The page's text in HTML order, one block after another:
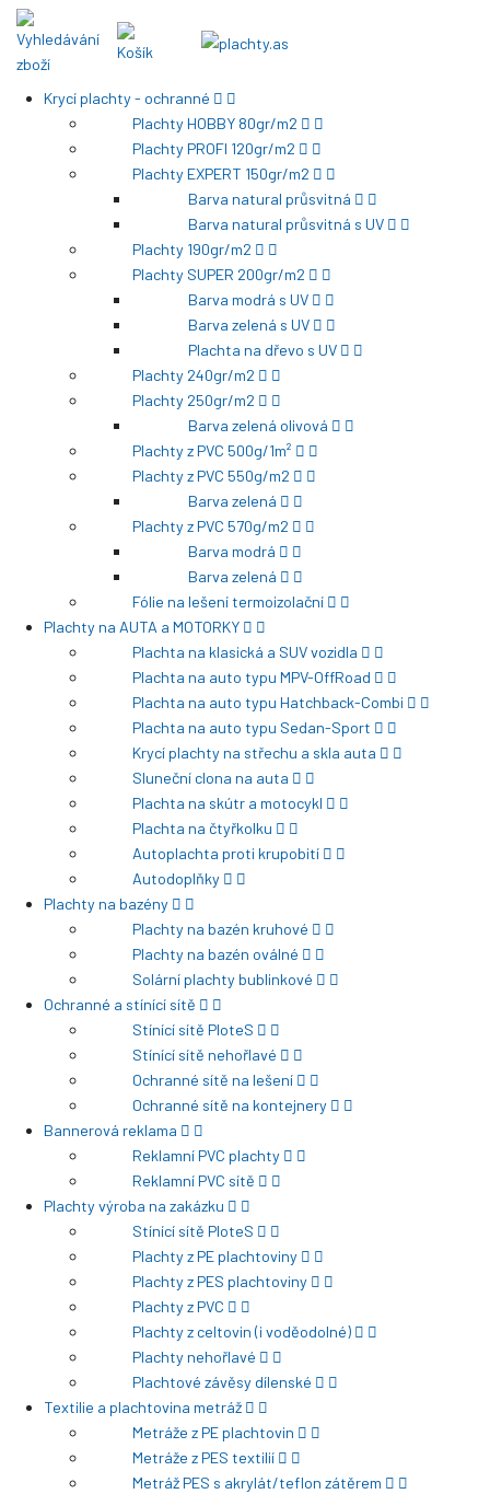
Krycí plachty - ochranné
Plachty HOBBY 80gr/m2
Plachty PROFI 120gr/m2
Plachty EXPERT 150gr/m2
Barva natural průsvitná
Barva natural průsvitná s UV
Plachty 190gr/m2
Plachty SUPER 200gr/m2
Barva modrá s UV
Barva zelená s UV
Plachta na dřevo s UV
Plachty 240gr/m2
Plachty 250gr/m2
Barva zelená olivová
Plachty z PVC 500g/1m²
Plachty z PVC 550g/m2
Barva zelená
Plachty z PVC 570g/m2
Barva modrá
Barva zelená
Fólie na lešení termoizolační
Plachty na AUTA a MOTORKY
Plachta na klasická a SUV vozidla
Plachta na auto typu MPV-OffRoad
Plachta na auto typu Hatchback-Combi
Plachta na auto typu Sedan-Sport
Krycí plachty na střechu a skla auta
Sluneční clona na auta
Plachta na skútr a motocykl
Plachta na čtyřkolku
Autoplachta proti krupobití
Autodoplňky
Plachty na bazény
Plachty na bazén kruhové
Plachty na bazén oválné
Solární plachty bublinkové
Ochranné a stínící sítě
Stínící sítě PloteS
Stínící sítě nehořlavé
Ochranné sítě na lešení
Ochranné sítě na kontejnery
Bannerová reklama
Reklamní PVC plachty
Reklamní PVC sítě
Plachty výroba na zakázku
Stínící sítě PloteS
Plachty z PE plachtoviny
Plachty z PES plachtoviny
Plachty z PVC
Plachty z celtovin (i voděodolné)
Plachty nehořlavé
Plachtové závěsy dílenské
Textilie a plachtovina metráž
Metráže z PE plachtovin
Metráže z PES textilií
Metráž PES s akrylát/teflon zátěrem